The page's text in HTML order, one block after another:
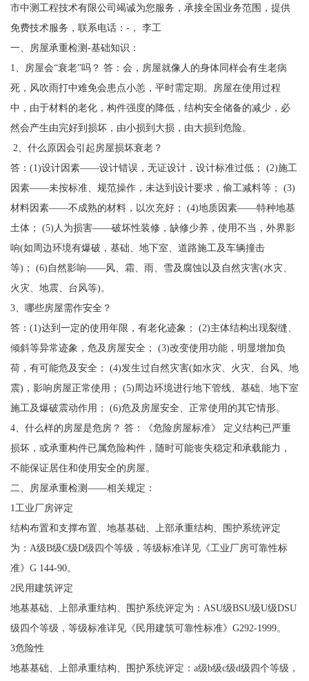
市中测工程技术有限公司竭诚为您服务，承接全国业务范围，提供
免费技术服务，联系电话：-， 李工
一、房屋承重检测-基础知识：
1、房屋会“衰老”吗？ 答：会，房屋就像人的身体同样会有生老病
死，风吹雨打中难免会患点小恙，平时需定期。房屋在使用过程
中，由于材料的老化，构件强度的降低，结构安全储备的减少，必
然会产生由完好到损坏，由小损到大损，由大损到危险。
2、什么原因会引起房屋损坏衰老？
答：(1)设计因素——设计错误，无证设计，设计标准过低； (2)施工
因素——未按标准、规范操作，未达到设计要求，偷工减料等； (3)
材料因素——不成熟的材料，以次充好； (4)地质因素——特种地基
土体； (5)人为损害——破坏性装修，缺修少养，使用不当，外界影
响(如周边环境有爆破，基础、地下室、道路施工及车辆撞击
等)； (6)自然影响——风、霜、雨、雪及腐蚀以及自然灾害(水灾、
火灾、地震、台风等)。
3、哪些房屋需作安全？
答：(1)达到一定的使用年限，有老化迹象； (2)主体结构出现裂缝、
倾斜等异常迹象，危及房屋安全； (3)改变使用功能，明显增加负
荷，有可能危及安全； (4)发生过自然灾害(如水灾、火灾、台风、地
震)，影响房屋正常使用； (5)周边环境进行地下管线、基础、地下室
施工及爆破震动作用； (6)危及房屋安全、正常使用的其它情形。
4、什么样的房屋是危房？ 答：《危险房屋标准》 定义结构已严重
损坏，或承重构件已属危险构件，随时可能丧失稳定和承载能力，
不能保证居住和使用安全的房屋。
二、房屋承重检测——相关规定：
1工业厂房评定
结构布置和支撑布置、地基基础、上部承重结构、围护系统评定
为：A级B级C级D级四个等级，等级标准详见《工业厂房可靠性标
准》G 144-90。
2民用建筑评定
地基基础、上部承重结构、围护系统评定为：ASU级BSU级U级DSU
级四个等级，等级标准详见《民用建筑可靠性标准》G292-1999。
3危险性
地基基础、上部承重结构、围护系统评定：a级b级c级d级四个等级，